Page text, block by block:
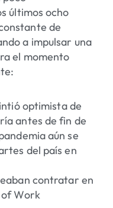
últimos ocho
de
a impulsar una
el momento
optimista de
antes de fin de
aún se
del país en
contratar en
Work